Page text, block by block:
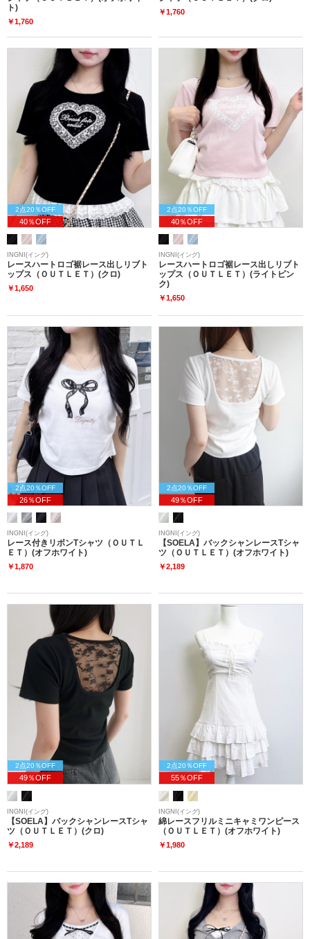
ト)
￥1,760
￥1,760
2点20％OFF
40％OFF
INGNI(イング)
レースハートロゴ裾レース出しリブト
ップス（ＯＵＴＬＥＴ）(クロ)
￥1,650
2点20％OFF
40％OFF
INGNI(イング)
レースハートロゴ裾レース出しリブト
ップス（ＯＵＴＬＥＴ）(ライトピン
ク)
￥1,650
2点20％OFF
26％OFF
INGNI(イング)
レース付きリボンTシャツ（ＯＵＴＬ
ＥＴ）(オフホワイト)
￥1,870
2点20％OFF
49％OFF
INGNI(イング)
【SOELA】バックシャンレースTシャ
ツ（ＯＵＴＬＥＴ）(オフホワイト)
￥2,189
2点20％OFF
49％OFF
INGNI(イング)
【SOELA】バックシャンレースTシャ
ツ（ＯＵＴＬＥＴ）(クロ)
￥2,189
2点20％OFF
55％OFF
INGNI(イング)
綿レースフリルミニキャミワンピース
（ＯＵＴＬＥＴ）(オフホワイト)
￥1,980